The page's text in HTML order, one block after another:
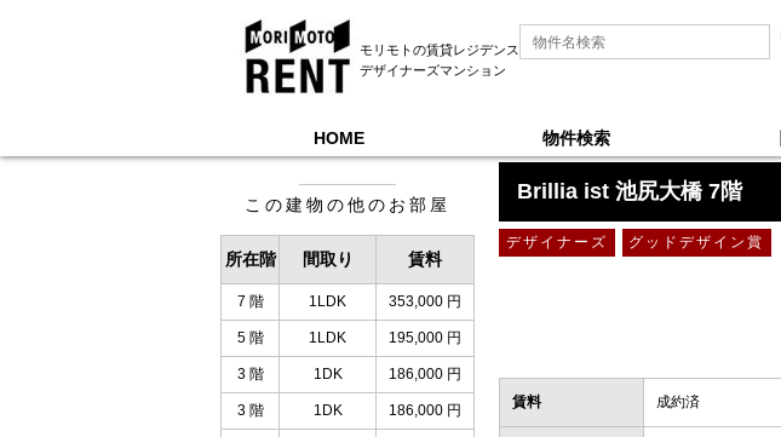
モリモトの賃貸レジデンス
デザイナーズマンション
HOME 物件検索
モリモトレントTOP ＞
Brillia ist 池尻大橋 7階
デザイナーズ グッドデザイン賞
賃料 成約済
この建物の他のお部屋
所在階 間取り 賃料
7 階 1LDK 353,000 円
5 階 1LDK 195,000 円
3 階 1DK 186,000 円
3 階 1DK 186,000 円